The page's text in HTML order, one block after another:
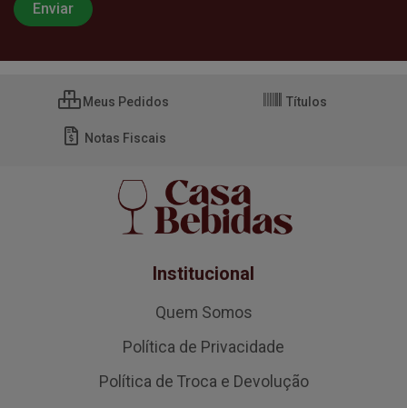
Meus Pedidos Títulos
Notas Fiscais
Institucional
Quem Somos
Política de Privacidade
Política de Troca e Devolução